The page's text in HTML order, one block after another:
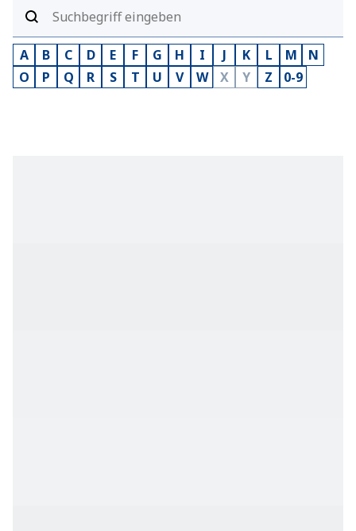
A B C D E F G H I J K L M
N
O
P Q R S T U V W X Y Z 0-9